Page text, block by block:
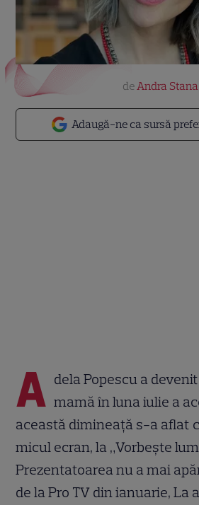
Adaugă-ne ca sursă
deAndra Stana
A dela Popescu a
mamă în luna iulie a
această dimineață s-a aflat
micul ecran, la „Vorbește
Prezentatoarea nu a mai
de la Pro TV din ianuarie, La